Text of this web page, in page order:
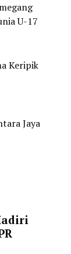
U-17
Keripik
Jaya